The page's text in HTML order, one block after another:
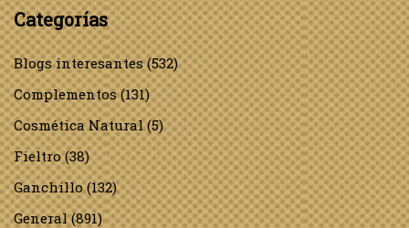
Categorías
Blogs interesantes(532)
Complementos(131)
Cosmética Natural(5)
Fieltro(38)
Ganchillo(132)
General(891)